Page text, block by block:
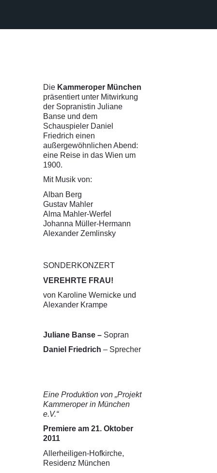
Die Kammeroper München
präsentiert unter Mitwirkung
der Sopranistin Juliane
Banse und dem
Schauspieler Daniel
Friedrich einen
außergewöhnlichen Abend:
eine Reise in das Wien um
1900.
Mit Musik von:
Alban Berg
Gustav Mahler
Alma Mahler-Werfel
Johanna Müller-Hermann
Alexander Zemlinsky
SONDERKONZERT
VEREHRTE FRAU!
von Karoline Wernicke und
Alexander Krampe
Juliane Banse – Sopran
Daniel Friedrich – Sprecher
Eine Produktion von „Projekt
Kammeroper in München
e.V.“
Premiere am 21. Oktober
2011
Allerheiligen-Hofkirche,
Residenz München